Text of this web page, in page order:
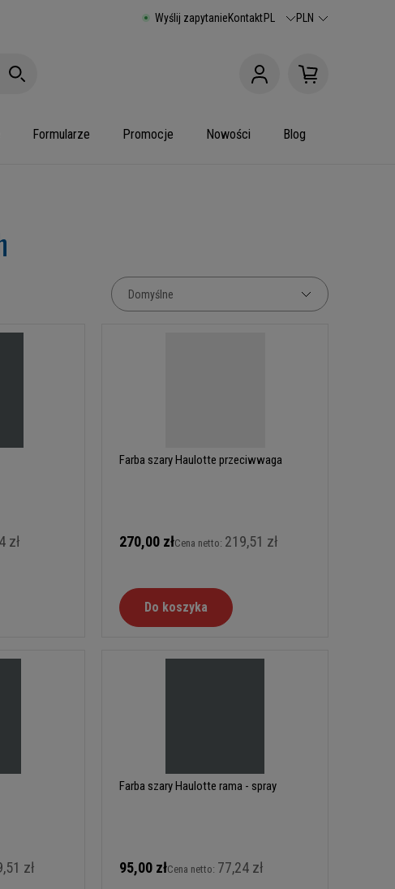
Wyślij zapytanieKontaktPL PLN
Formularze Promocje Nowości Blog
zł
Farba szary Haulotte przeciwwaga
270,00 złCena netto: 219,51 zł
Do koszyka
zł
Farba szary Haulotte rama - spray
95,00 złCena netto: 77,24 zł